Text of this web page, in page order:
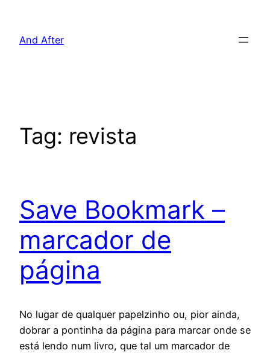
And After
Tag: revista
Save Bookmark –
marcador de
página
No lugar de qualquer papelzinho ou, pior ainda,
dobrar a pontinha da página para marcar onde se
está lendo num livro, que tal um marcador de